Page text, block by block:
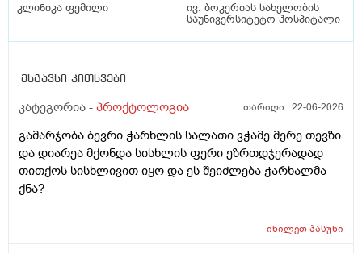
კლინიკა ფემილი
ივ. ბოკერიას სახელობის
საუნივერსიტეტო ჰოსპიტალი
მსგავსი კითხვები
კატეგორია - პროქტოლოგია თარიღი :22-06-2026
გამარჯობა ბევრი ჭარხლის სალათი ვჭამე მერე თევზი
და დიარეა მქონდა სისხლის ფერი ეზრთდჯერადად
თითქოს სისხლივით იყო და ეს შეიძლება ჭარხალმა
ქნა?
იხილეთპასუხი